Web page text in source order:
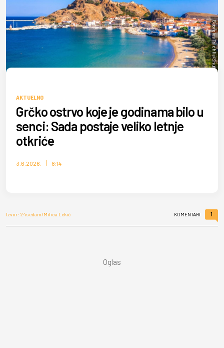
Georgios Tsichlis/Shutterstock
AKTUELNO
Grčko ostrvo koje je godinama bilo u
senci: Sada postaje veliko letnje
otkriće
3.6.2026. 8:14
Izvor: 24sedam/Milica Lekić KOMENTARI 1